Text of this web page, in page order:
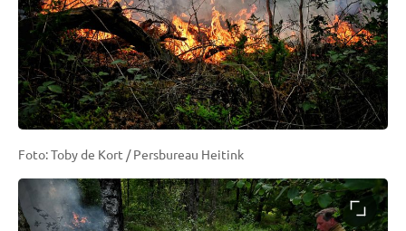
Foto: Toby de Kort / Persbureau Heitink